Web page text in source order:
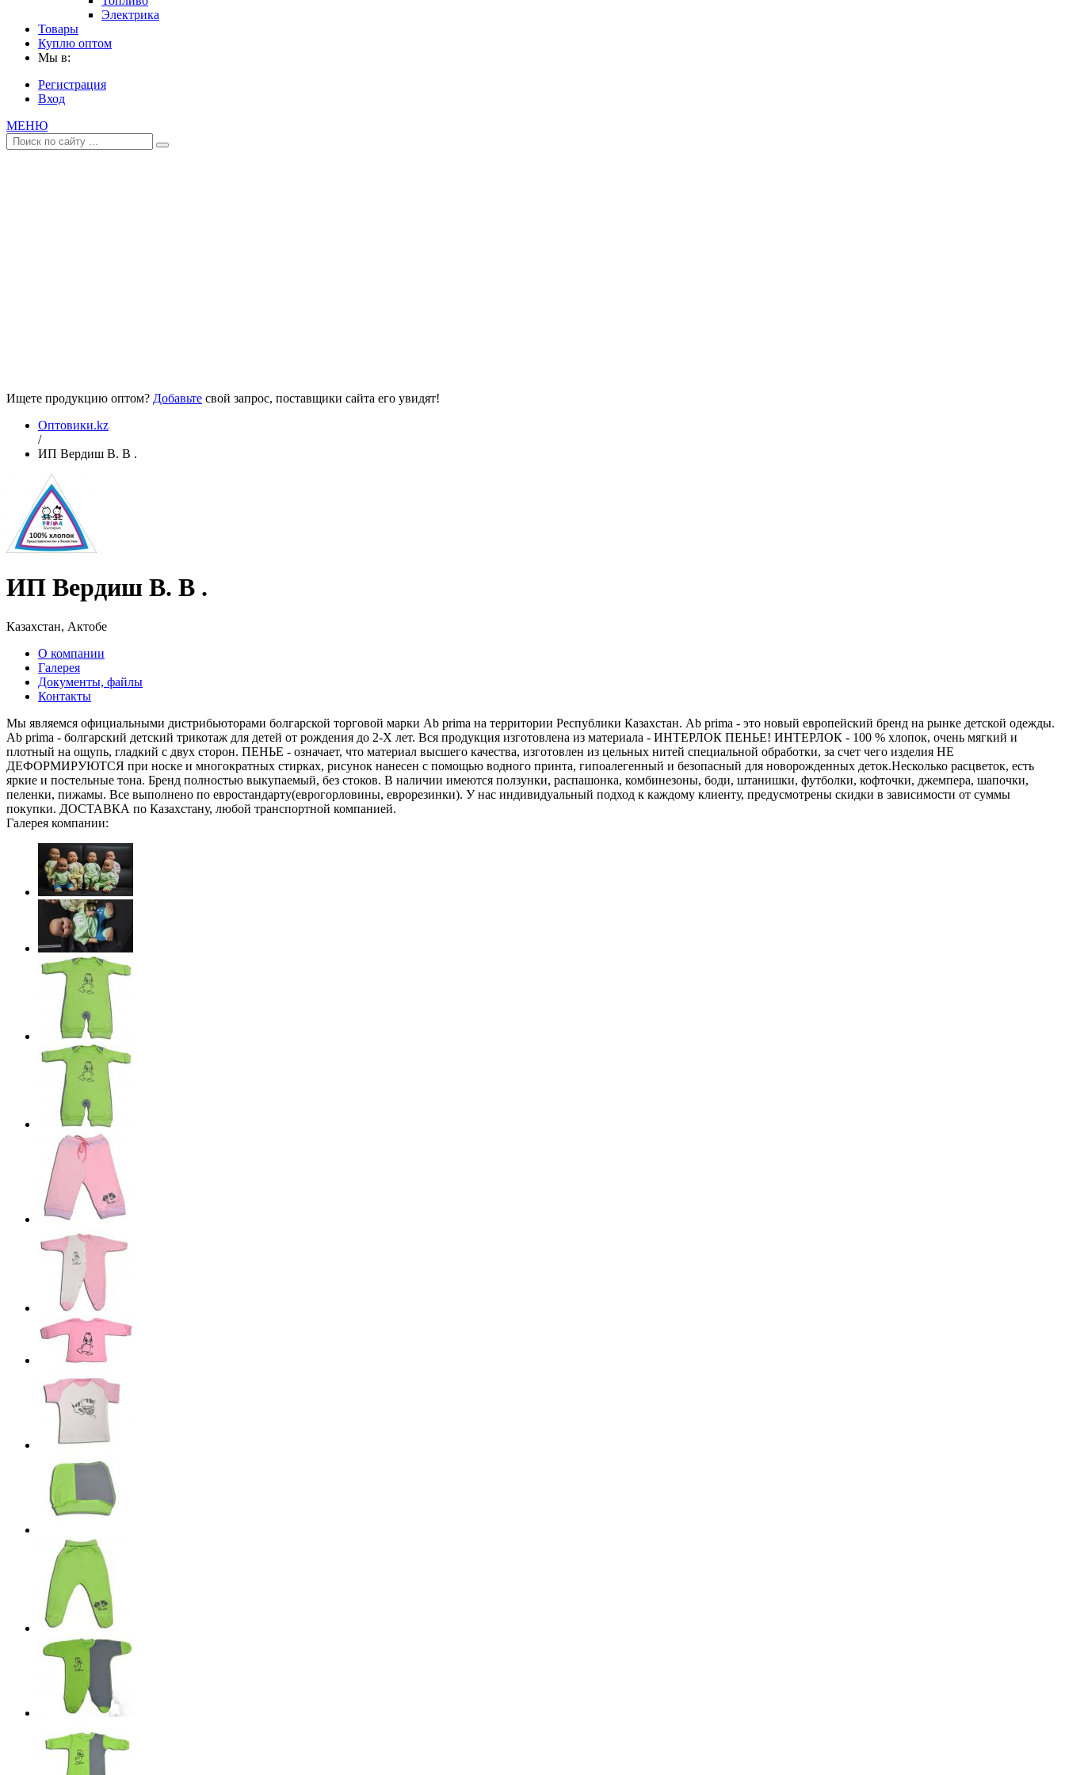
Электрика
Товары
Куплю оптом
Мы в:
Регистрация
Вход
МЕНЮ
Ищете продукцию оптом? Добавьте свой запрос, поставщики сайта его увидят!
Оптовики.kz
/
ИП Вердиш В. В .
ИП Вердиш В. В .
Казахстан, Актобе
О компании
Галерея
Документы, файлы
Контакты
Мы являемся официальными дистрибьюторами болгарской торговой марки Ab prima на территории Республики Казахстан. Ab prima - это новый европейский бренд на рынке детской одежды.
Ab prima - болгарский детский трикотаж для детей от рождения до 2-Х лет. Вся продукция изготовлена из материала - ИНТЕРЛОК ПЕНЬЕ! ИНТЕРЛОК - 100 % хлопок, очень мягкий и
плотный на ощупь, гладкий с двух сторон. ПЕНЬЕ - означает, что материал высшего качества, изготовлен из цельных нитей специальной обработки, за счет чего изделия НЕ
ДЕФОРМИРУЮТСЯ при носке и многократных стирках, рисунок нанесен с помощью водного принта, гипоалегенный и безопасный для новорожденных деток.Несколько расцветок, есть
яркие и постельные тона. Бренд полностью выкупаемый, без стоков. В наличии имеются ползунки, распашонка, комбинезоны, боди, штанишки, футболки, кофточки, джемпера, шапочки,
пеленки, пижамы. Все выполнено по евростандарту(еврогорловины, еврорезинки). У нас индивидуальный подход к каждому клиенту, предусмотрены скидки в зависимости от суммы
покупки. ДОСТАВКА по Казахстану, любой транспортной компанией.
Галерея компании: